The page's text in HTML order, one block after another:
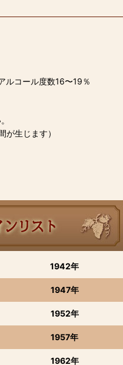
コール度数16〜19％
生じます）
1942年
1947年
1952年
1957年
1962年